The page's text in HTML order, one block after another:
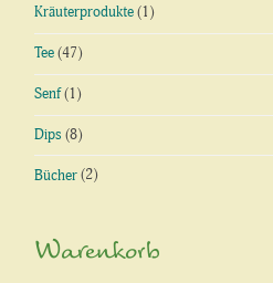
Kräuterprodukte (1)
Tee (47)
Senf(1)
Dips (8)
Bücher (2)
Warenkorb